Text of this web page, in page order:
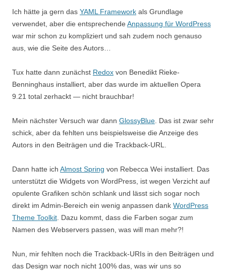
Ich hätte ja gern das YAML Framework als Grundlage
verwendet, aber die entsprechende Anpassung für WordPress
war mir schon zu kompliziert und sah zudem noch genauso
aus, wie die Seite des Autors…
Tux hatte dann zunächst Redox von Benedikt Rieke-
Benninghaus installiert, aber das wurde im aktuellen Opera
9.21 total zerhackt — nicht brauchbar!
Mein nächster Versuch war dann GlossyBlue . Das ist zwar sehr
schick, aber da fehlten uns beispielsweise die Anzeige des
Autors in den Beiträgen und die Trackback-URL.
Dann hatte ich Almost Spring von Rebecca Wei installiert. Das
unterstützt die Widgets von WordPress, ist wegen Verzicht auf
opulente Grafiken schön schlank und lässt sich sogar noch
direkt im Admin-Bereich ein wenig anpassen dank WordPress
Theme Toolkit . Dazu kommt, dass die Farben sogar zum
Namen des Webservers passen, was will man mehr?!
Nun, mir fehlten noch die Trackback-URIs in den Beiträgen und
das Design war noch nicht 100% das, was wir uns so